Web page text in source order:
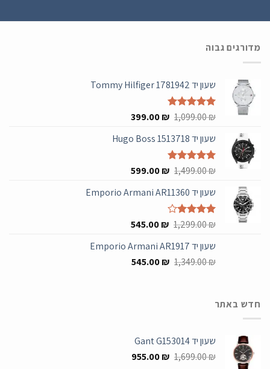
מדורגים גבוה
שעון יד Tommy Hilfiger 1781942
דורג5.00
1,099.00₪
המחיר
היה:
1,099.00 ₪.
399.00₪
המחיר
הוא:
שעון יד Hugo Boss 1513718
דורג5.00
1,499.00₪
המחיר
היה:
1,499.00 ₪.
599.00₪
המחיר
הוא:
שעון יד Emporio Armani AR11360
דורג4.00
1,299.00₪
המחיר
היה:
1,299.00 ₪.
545.00₪
המחיר
הוא:
545.00 ₪.
שעון יד Emporio Armani AR1917
1,349.00₪
המחיר
545.00₪
המחיר
חדש באתר
שעון יד Gant G153014
1,699.00₪
המחיר
955.00₪
המחיר